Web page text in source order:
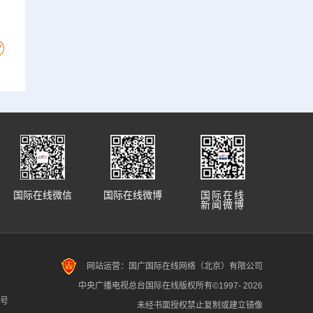
国际在线
新闻微博
国际在线微博
国际在线微信
网站运营：国广国际在线网络（北京）有限公司
中央广播电视总台国际在线版权所有©1997- 2026
未经书面授权禁止复制或建立镜像